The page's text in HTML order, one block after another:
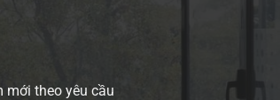
mới theo yêu cầu